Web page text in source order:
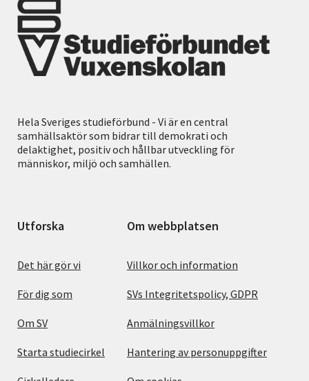
Hela Sveriges studieförbund - Vi är en central
samhällsaktör som bidrar till demokrati och
delaktighet, positiv och hållbar utveckling för
människor, miljö och samhällen.
Utforska
Det här gör vi
För dig som
Om SV
Starta studiecirkel
Om webbplatsen
Villkor och information
SVs Integritetspolicy, GDPR
Anmälningsvillkor
Hantering av personuppgifter